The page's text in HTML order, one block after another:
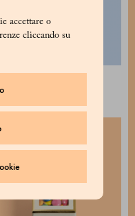
accettare o
cliccando su